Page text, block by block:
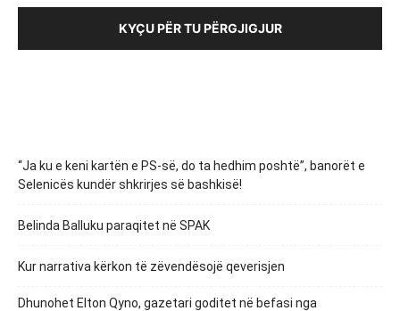
KYÇU PËR TU PËRGJIGJUR
“Ja ku e keni kartën e PS-së, do ta hedhim poshtë”, banorët e
Selenicës kundër shkrirjes së bashkisë!
Belinda Balluku paraqitet në SPAK
Kur narrativa kërkon të zëvendësojë qeverisjen
Dhunohet Elton Qyno, gazetari goditet në befasi nga